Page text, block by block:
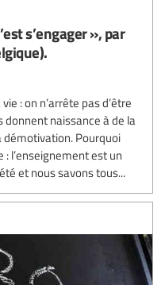
s’engager », par
: on n’arrête pas d’être
donnent naissance à de la
Pourquoi
: l’enseignement est un
et nous savons tous...